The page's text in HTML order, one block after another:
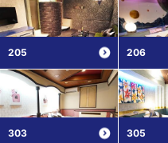
205 206
303 305